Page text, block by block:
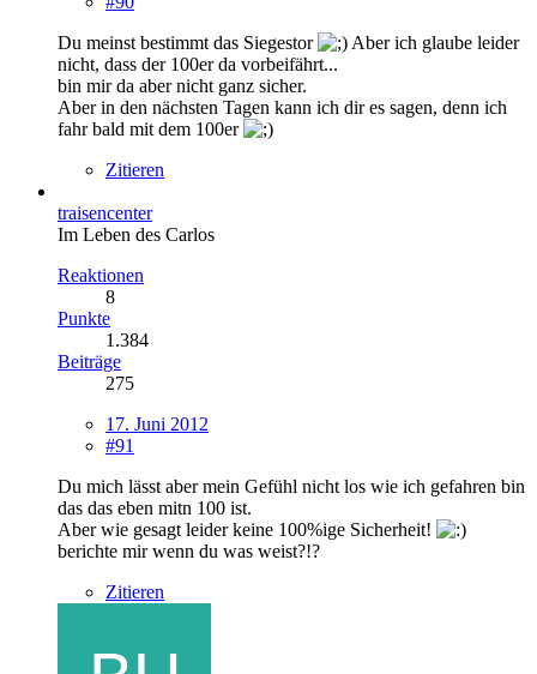
Du meinst bestimmt das Siegestor
Aber ich glaube leider
nicht, dass der 100er da vorbeifährt...
bin mir da aber nicht ganz sicher.
Aber in den nächsten Tagen kann ich dir es sagen, denn ich
fahr bald mit dem 100er
Zitieren
traisencenter
Im Leben des Carlos
Reaktionen
8
Punkte
1.384
Beiträge
275
17. Juni 2012
#91
Du mich lässt aber mein Gefühl nicht los wie ich gefahren bin
das das eben mitn 100 ist.
Aber wie gesagt leider keine 100%ige Sicherheit!
berichte mir wenn du was weist?!?
Zitieren